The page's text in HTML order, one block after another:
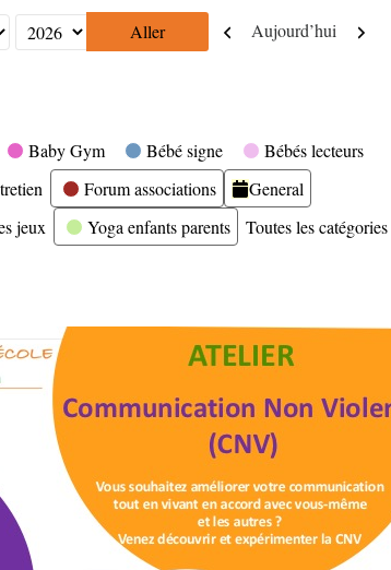
Précédent
Aujourd’hui Suivant
Baby Gym Bébé signe
Bébés lecteurs
Forum associations
General
jeux Yoga enfants parents
Toutes les catégories